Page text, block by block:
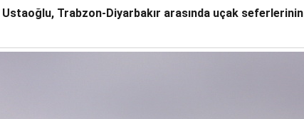
BAGHDAD’A UYGULADIĞI YAPTIRIMI
Trabzon-Diyarbakır arasında uçak seferlerinin